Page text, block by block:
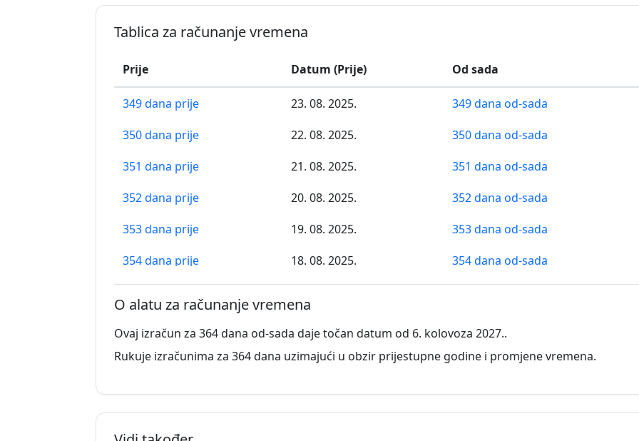
Tablica za računanje vremena
Prije Datum (Prije) Od sada
349 dana prije 23. 08. 2025.
349 dana od-sada
350 dana prije
22. 08. 2025.
350 dana od-sada
351 dana prije
21. 08. 2025.
351 dana od-sada
352 dana prije
20. 08. 2025.
352 dana od-sada
353 dana prije
19. 08. 2025.
353 dana od-sada
354 dana prije
18. 08. 2025.
354 dana od-sada
357 dana prije
15. 08. 2025.
357 dana od-sada
359 dana prije
13. 08. 2025. 359 dana od-sada
O alatu za računanje vremena
Ovaj izračun za 364 dana od-sada daje točan datum od 6. kolovoza 2027..
Rukuje izračunima za 364 dana uzimajući u obzir prijestupne godine i promjene vremena.